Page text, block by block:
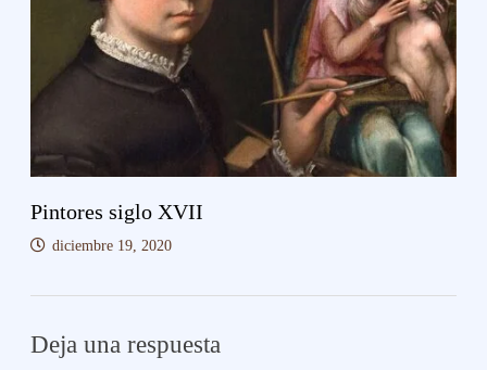
Pintores siglo XVII
diciembre 19, 2020
Deja una respuesta